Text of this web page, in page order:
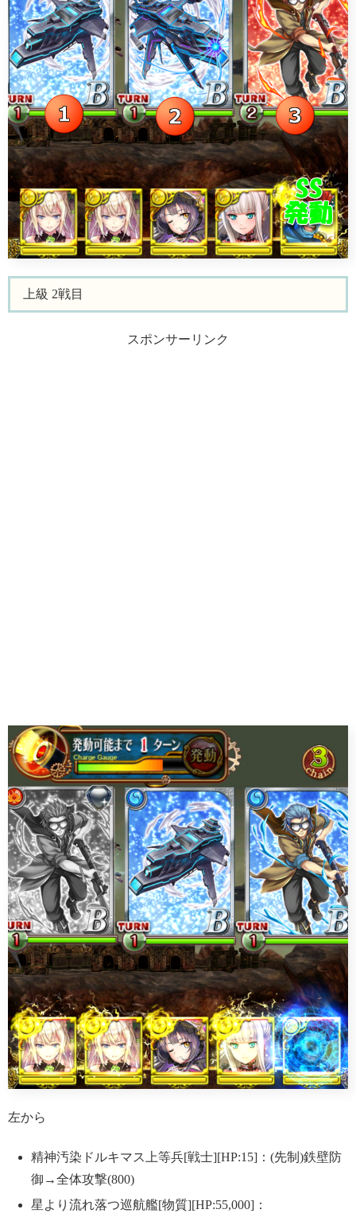
上級 2戦目
スポンサーリンク
左から
精神汚染ドルキマス上等兵[戦士][HP:15]：(先制)鉄壁防
御→全体攻撃(800)
星より流れ落つ巡航艦[物質][HP:55,000]：